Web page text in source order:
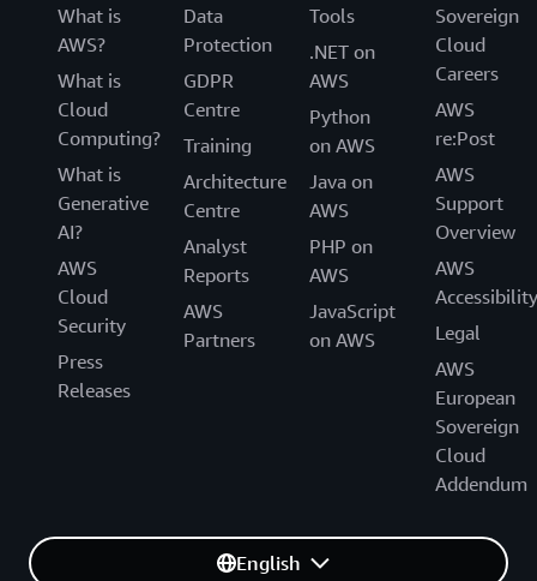
What is
AWS?
What is
Cloud
Computing?
What is
Generative
AI?
AWS
Cloud
Security
Press
Releases
Data
Protection
GDPR
Centre
Training
Architecture
Centre
Analyst
Reports
AWS
Partners
Tools
.NET on
AWS
Python
on AWS
Java on
AWS
PHP on
AWS
JavaScript
on AWS
Sovereign
Cloud
Careers
AWS
re:Post
AWS
Support
Overview
AWS
Accessibility
Legal
AWS
European
Sovereign
Cloud
Addendum
English